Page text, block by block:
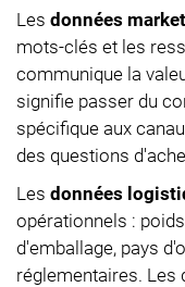
Les données
mots-clés et les
communique la
signifie passer du
spécifique aux
des questions
Les données
opérationnels :
d'emballage, pays
réglementaires. Les